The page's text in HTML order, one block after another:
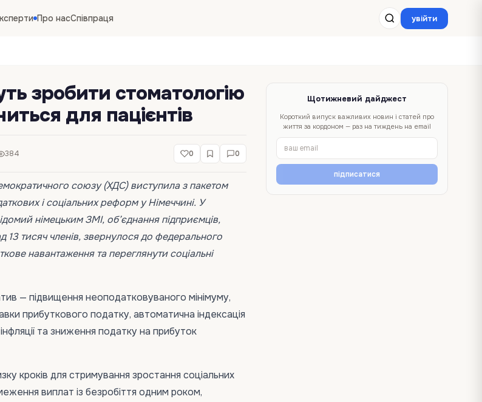
Про насСпівпраця увійти
зробити стоматологію
для пацієнтів
384 0 0
союзу (ХДС) виступила з пакетом
і соціальних реформ у Німеччині. У
німецьким ЗМІ, об’єднання підприємців,
13 тисяч членів, звернулося до федерального
навантаження та переглянути соціальні
— підвищення неоподатковуваного мінімуму,
прибуткового податку, автоматична індексація
та зниження податку на прибуток
кроків для стримування зростання соціальних
виплат із безробіття одним роком,
Щотижневий дайджест
Короткий випуск важливих новин і статей про
життя за кордоном — раз на тиждень на email
підписатися